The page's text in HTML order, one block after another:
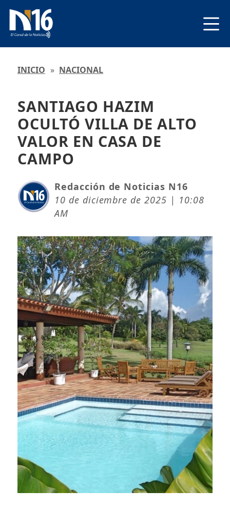
INICIO » NACIONAL
SANTIAGO HAZIM
OCULTÓ VILLA DE ALTO
VALOR EN CASA DE
CAMPO
Redacción de Noticias N16
10 de diciembre de 2025 | 10:08
AM